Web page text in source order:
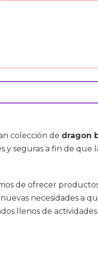
colección de dragon
y seguras a fin de
de ofrecer
necesidades a
llenos de